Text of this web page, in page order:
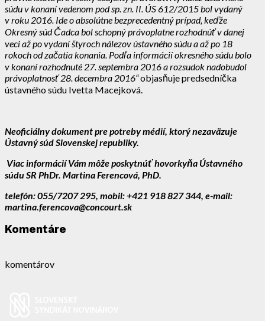
súdu v konaní vedenom pod sp. zn. II. ÚS 612/2015 bol vydaný
v roku 2016. Ide o absolútne bezprecedentný prípad, keďže
Okresný súd Čadca bol schopný právoplatne rozhodnúť v danej
veci až po vydaní štyroch nálezov ústavného súdu a až po 18
rokoch od začatia konania. Podľa informácií okresného súdu bolo
v konaní rozhodnuté 27. septembra 2016 a rozsudok nadobudol
právoplatnosť 28. decembra 2016“objasňuje predsedníčka
ústavného súdu Ivetta Macejková.
Neoficiálny dokument pre potreby médií, ktorý nezaväzuje
Ústavný súd Slovenskej republiky.
Viac informácií Vám môže poskytnúťhovorkyňa Ústavného
súdu SR PhDr. Martina Ferencová, PhD.
telefón: 055/7207 295, mobil: +421 918 827 344, e-mail:
martina.ferencova@concourt.sk
Komentáre
komentárov